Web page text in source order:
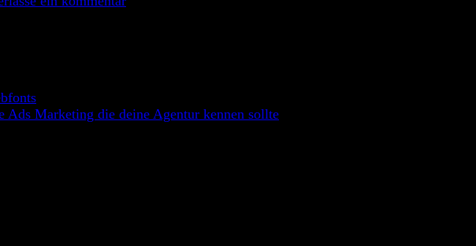
Ads Marketing die deine Agentur kennen sollte